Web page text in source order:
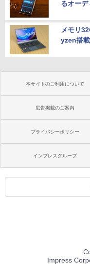
るオー
メモリ
yzen搭
本サイトのご利用について
広告掲載のご案内
プライバシーポリシー
インプレスグループ
Impress